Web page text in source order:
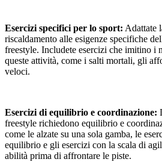
Esercizi specifici per lo sport: Adattate
riscaldamento alle esigenze specifiche
freestyle. Includete esercizi che imitino i
queste attività, come i salti mortali, gli
veloci.
Esercizi di equilibrio e coordinazione:
freestyle richiedono equilibrio e
come le alzate su una sola gamba, le
equilibrio e gli esercizi con la scala di
abilità prima di affrontare le piste.